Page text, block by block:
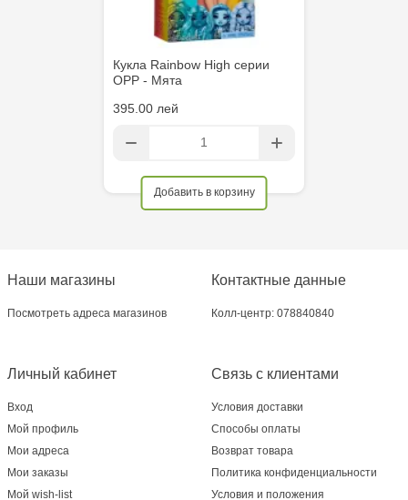
Кукла Rainbow High серии
ОРР - Мята
395.00 лей
Добавить в корзину
Наши магазины
Посмотреть адреса магазинов
Связь с клиентами
Условия доставки
Способы оплаты
Возврат товара
Политика конфиденциальности
Условия и положения
Личный кабинет
Вход
Мой профиль
Мои адреса
Мои заказы
Мой wish-list
Контактные данные
Колл-центр: 078840840